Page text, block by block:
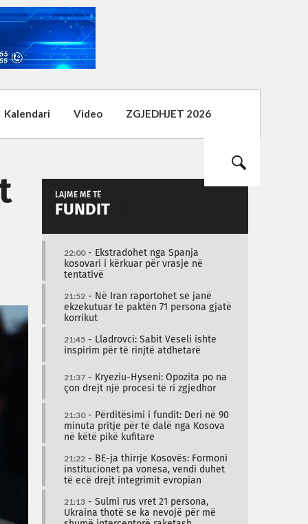
Kalendari Video ZGJEDHJET 2026
LAJME MË TË
FUNDIT
22:00- Ekstradohet nga Spanja
kosovari i kërkuar për vrasje në
tentativë
21:52 - Në Iran raportohet se janë
ekzekutuar të paktën 71 persona gjatë
korrikut
21:45 - Lladrovci: Sabit Veseli ishte
inspirim për të rinjtë atdhetarë
21:37 - Kryeziu-Hyseni: Opozita po na
çon drejt një procesi të ri zgjedhor
21:30- Përditësimi i fundit: Deri në 90
minuta pritje për të dalë nga Kosova
në këtë pikë kufitare
21:22 - BE-ja thirrje Kosovës: Formoni
institucionet pa vonesa, vendi duhet
të ecë drejt integrimit evropian
21:13 - Sulmi rus vret 21 persona,
Ukraina thotë se ka nevojë për më